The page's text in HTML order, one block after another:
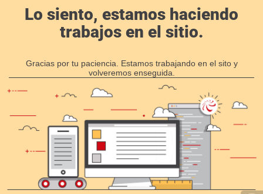
Lo siento, estamos haciendo
trabajos en el sitio.
Gracias por tu paciencia. Estamos trabajando en el sito y
volveremos enseguida.